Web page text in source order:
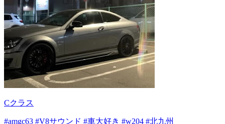
Cクラス
#amgc63 #V8サウンド #車大好き #w204 #北九州